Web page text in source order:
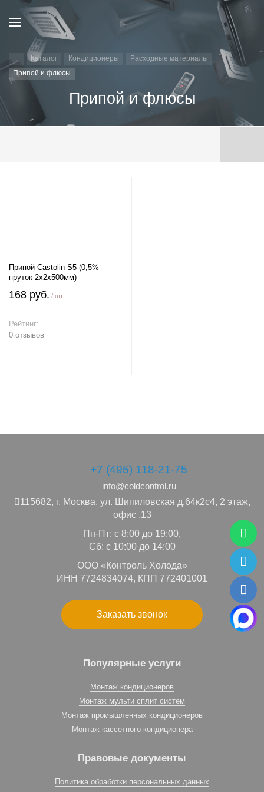
Каталог Кондиционеры
Расходные материалы
Припой и флюсы
Припой и флюсы
Припой Castolin S5 (0,5%
пруток 2х2х500мм)
168 руб. / шт
Рейтинг:
0 отзывов
+7 (495) 118-21-75
info@coldcontrol.ru
115682, г. Москва, ул. Шипиловская д.64к2с4, 2 этаж,
офис .13
Пн-Пт: с 8:00 до 19:00,
Сб: с 10:00 до 14:00
ООО «Контроль Холода»
ИНН 7724834074, КПП 772401001
Заказать звонок
Популярные услуги
Монтаж кондиционеров
Монтаж мульти сплит систем
Монтаж промышленных кондиционеров
Монтаж кассетного кондиционера
Правовые документы
Политика обработки персональных данных